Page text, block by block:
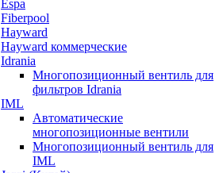
Espa
Fiberpool
Hayward
Hayward коммерческие
Idrania
Многопозиционный вентиль для
фильтров Idrania
IML
Автоматические
многопозиционные вентили
Многопозиционный вентиль для
IML